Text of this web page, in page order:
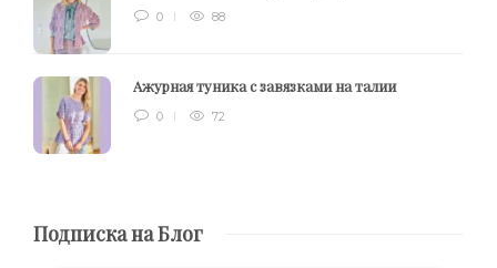
0 88
Ажурная туника с завязками на талии
0 72
Подписка на Блог